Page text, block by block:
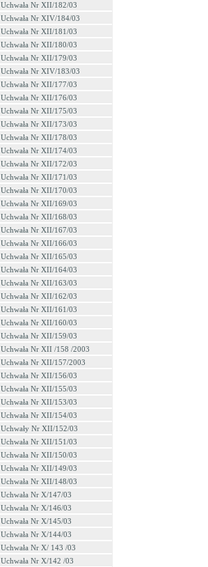
Uchwała Nr XII/182/03
Uchwała Nr XIV/184/03
Uchwała Nr XII/181/03
Uchwała Nr XII/180/03
Uchwała Nr XII/179/03
Uchwała Nr XIV/183/03
Uchwała Nr XII/177/03
Uchwała Nr XII/176/03
Uchwała Nr XII/175/03
Uchwała Nr XII/173/03
Uchwała Nr XII/178/03
Uchwała Nr XII/174/03
Uchwała Nr XII/172/03
Uchwała Nr XII/171/03
Uchwała Nr XII/170/03
Uchwała Nr XII/169/03
Uchwała Nr XII/168/03
Uchwała Nr XII/167/03
Uchwała Nr XII/166/03
Uchwała Nr XII/165/03
Uchwała Nr XII/164/03
Uchwała Nr XII/163/03
Uchwała Nr XII/162/03
Uchwała Nr XII/161/03
Uchwała Nr XII/160/03
Uchwała Nr XII/159/03
Uchwała Nr XII /158 /2003
Uchwała Nr XII/157/2003
Uchwała Nr XII/156/03
Uchwała Nr XII/155/03
Uchwała Nr XII/153/03
Uchwała Nr XII/154/03
Uchwały Nr XII/152/03
Uchwała Nr XII/151/03
Uchwała Nr XII/150/03
Uchwała Nr XII/149/03
Uchwała Nr XII/148/03
Uchwała Nr X/147/03
Uchwała Nr X/146/03
Uchwała Nr X/145/03
Uchwała Nr X/144/03
Uchwała Nr X/ 143 /03
Uchwała Nr X/142 /03